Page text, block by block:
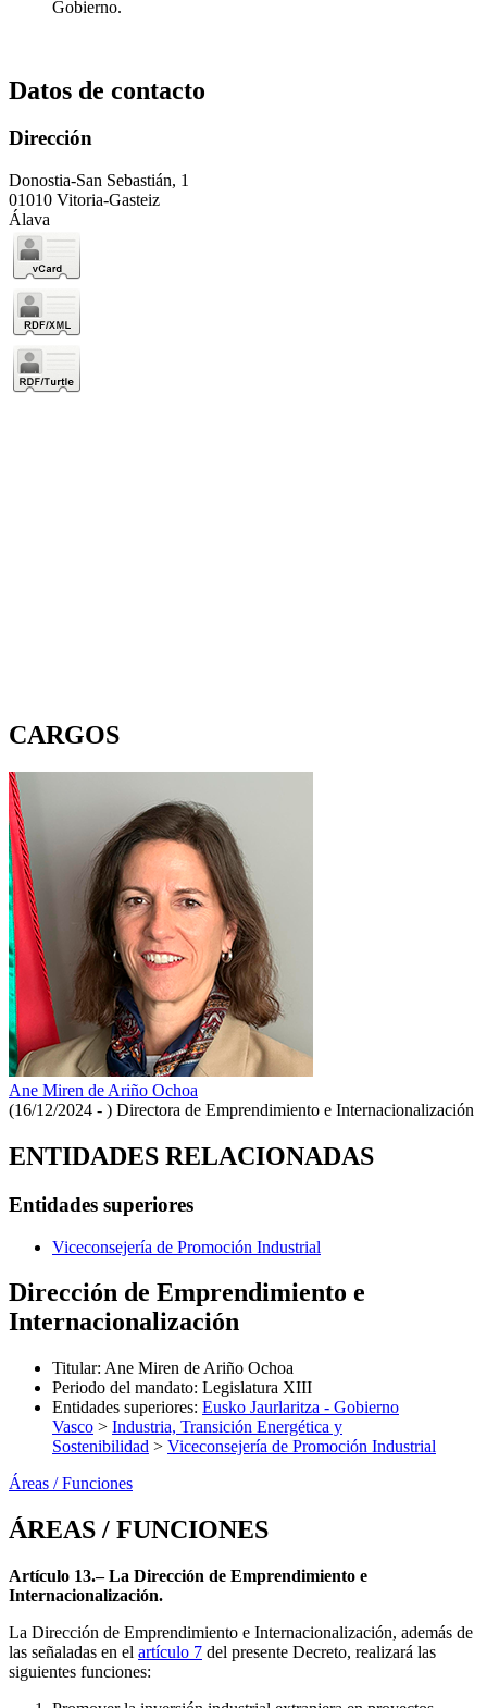
Gobierno.
Datos de contacto
Dirección
Donostia-San Sebastián, 1
01010 Vitoria-Gasteiz
Álava
CARGOS
Ane Miren de Ariño Ochoa
(16/12/2024 - ) Directora de Emprendimiento e Internacionalización
ENTIDADES RELACIONADAS
Entidades superiores
Viceconsejería de Promoción Industrial
Dirección de Emprendimiento e
Internacionalización
Titular: Ane Miren de Ariño Ochoa
Periodo del mandato: Legislatura XIII
Entidades superiores: Eusko Jaurlaritza - Gobierno
Vasco > Industria, Transición Energética y
Sostenibilidad > Viceconsejería de Promoción Industrial
Áreas / Funciones
ÁREAS / FUNCIONES
Artículo 13.– La Dirección de Emprendimiento e
Internacionalización.
La Dirección de Emprendimiento e Internacionalización, además de
las señaladas en el artículo 7 del presente Decreto, realizará las
siguientes funciones: